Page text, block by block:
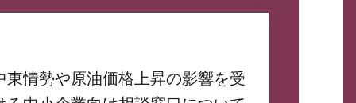
東情勢や原油価格上昇の影響を受